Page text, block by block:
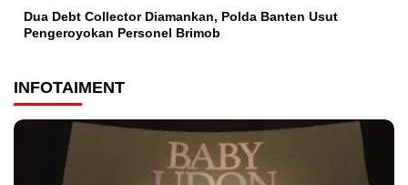
Dua Debt Collector Diamankan, Polda Banten Usut
Pengeroyokan Personel Brimob
INFOTAIMENT